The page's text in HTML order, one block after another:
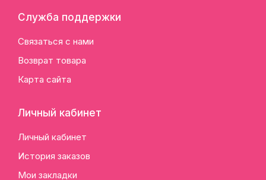
Служба поддержки
Связаться с нами
Возврат товара
Карта сайта
Личный кабинет
Личный кабинет
История заказов
Мои закладки